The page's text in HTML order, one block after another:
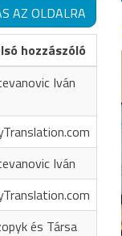
AZ OLDALRA
hozzászóló
Iván
Iván
és Társa